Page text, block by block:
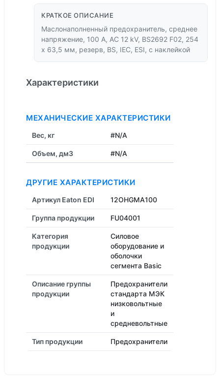
КРАТКОЕ ОПИСАНИЕ
Маслонаполненный предохранитель, среднее
напряжение, 100 A, AC 12 kV, BS2692 F02, 254
x 63,5 мм, резерв, BS, IEC, ESI, с наклейкой
Характеристики
МЕХАНИЧЕСКИЕ ХАРАКТЕРИСТИКИ
Вес, кг #N/A
Объем, дм3 #N/A
ДРУГИЕ ХАРАКТЕРИСТИКИ
Артикул Eaton EDI 12OHGMA100
Группа продукции FU04001
Категория
продукции
Силовое
оборудование и
оболочки
сегмента Basic
Описание группы
продукции
Предохранители
стандарта МЭК
низковольтные
и
средневольтные
Тип продукции Предохранители